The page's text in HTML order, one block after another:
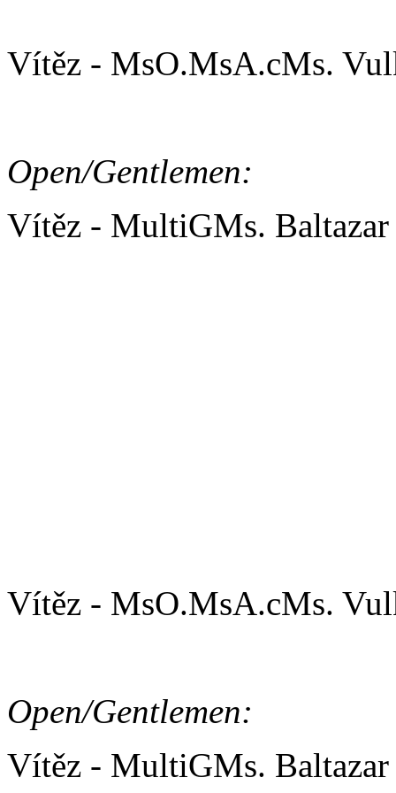
Vítěz - MsO.MsA.cMs.
Open/Gentlemen:
Vítěz - MultiGMs.
Vítěz - MsO.MsA.cMs.
Open/Gentlemen:
Vítěz - MultiGMs.